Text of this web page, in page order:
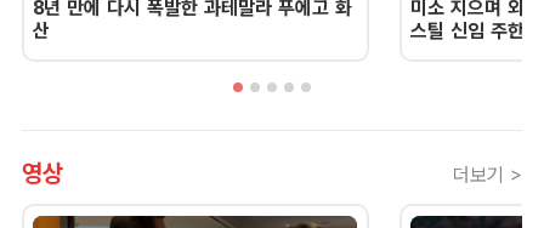
8년 만에 다시 폭발한 과테말라 푸에고 화
산
미소 지으며 외
스틸 신임 주한
영상 더보기 >